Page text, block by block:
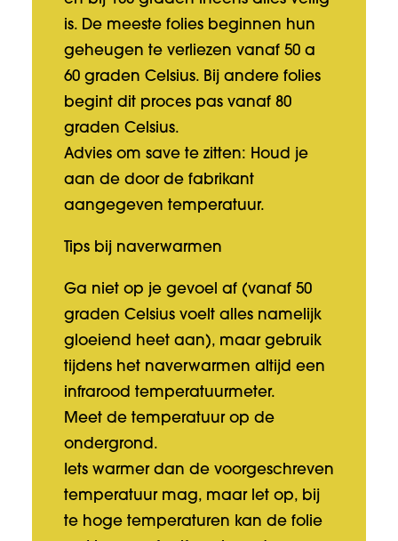
is. De meeste folies beginnen hun
geheugen te verliezen vanaf 50 a
60 graden Celsius. Bij andere folies
begint dit proces pas vanaf 80
graden Celsius.
Advies om save te zitten: Houd je
aan de door de fabrikant
aangegeven temperatuur.
Tips bij naverwarmen
Ga niet op je gevoel af (vanaf 50
graden Celsius voelt alles namelijk
gloeiend heet aan), maar gebruik
tijdens het naverwarmen altijd een
infrarood temperatuurmeter.
Meet de temperatuur op de
ondergrond.
Iets warmer dan de voorgeschreven
temperatuur mag, maar let op, bij
te hoge temperaturen kan de folie